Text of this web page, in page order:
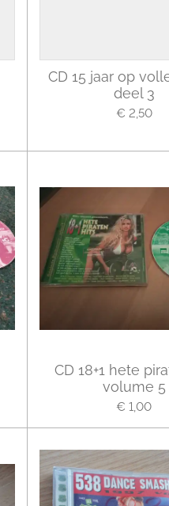
CD 15 jaar op
deel 3
€ 2,50
CD 18+1 hete
volume 5
€ 1,00